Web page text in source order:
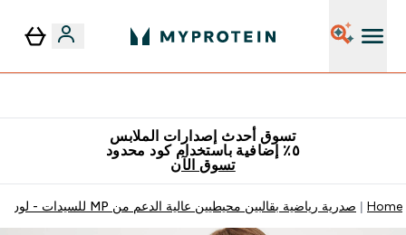
تسوق أحدث إصدارات الملابس
٥٪ إضافية باستخدام كود محدود
تسوق الآن
Home صدرية رياضية بقالبين محيطيين عالية الدعم من MP للسيدات - لون أسود